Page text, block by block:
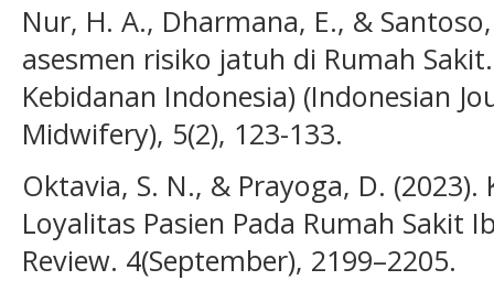
Nur, H. A., Dharmana, E., &
asesmen risiko jatuh di Rumah
Kebidanan Indonesia) (Indonesian
Midwifery), 5(2), 123-133.
Oktavia, S. N., & Prayoga, D.
Loyalitas Pasien Pada Rumah Sakit
Review. 4(September), 2199–2205.